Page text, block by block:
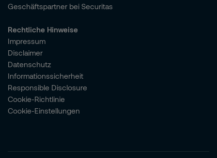
Geschäftspartner bei Securitas
Rechtliche Hinweise
Impressum
Disclaimer
Datenschutz
Informationssicherheit
Responsible Disclosure
Cookie-Richtlinie
Cookie-Einstellungen